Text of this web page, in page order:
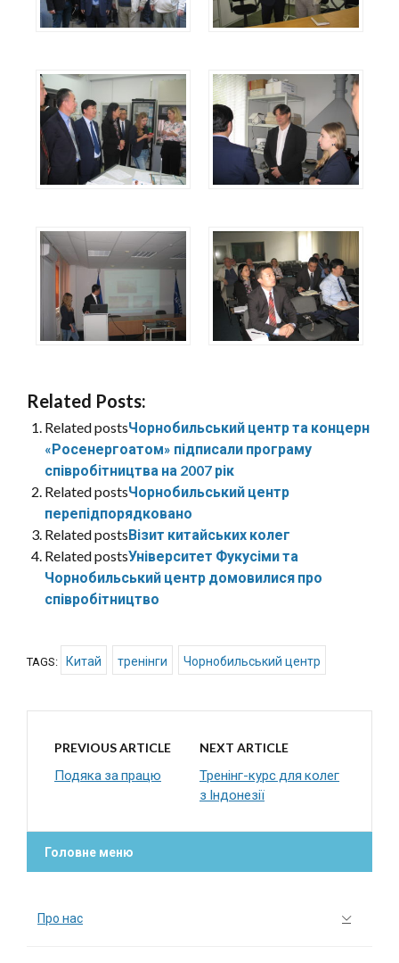
Related Posts:
Related postsЧорнобильський центр та концерн
«Росенергоатом» підписали програму
співробітництва на 2007 рік
Related postsЧорнобильський центр
перепідпорядковано
Related postsВізит китайських колег
Related postsУніверситет Фукусіми та
Чорнобильський центр домовилися про
співробітництво
TAGS: Китай тренінги Чорнобильський центр
PREVIOUS ARTICLE
Подяка за працю
NEXT ARTICLE
Тренінг-курс для колег
з Індонезії
Головне меню
Про нас